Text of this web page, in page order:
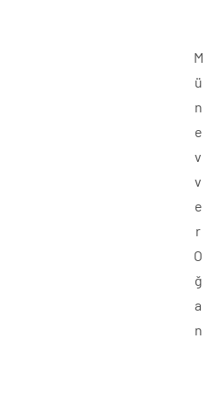
M
ü
n
e
v
v
e
r
O
ğ
a
n